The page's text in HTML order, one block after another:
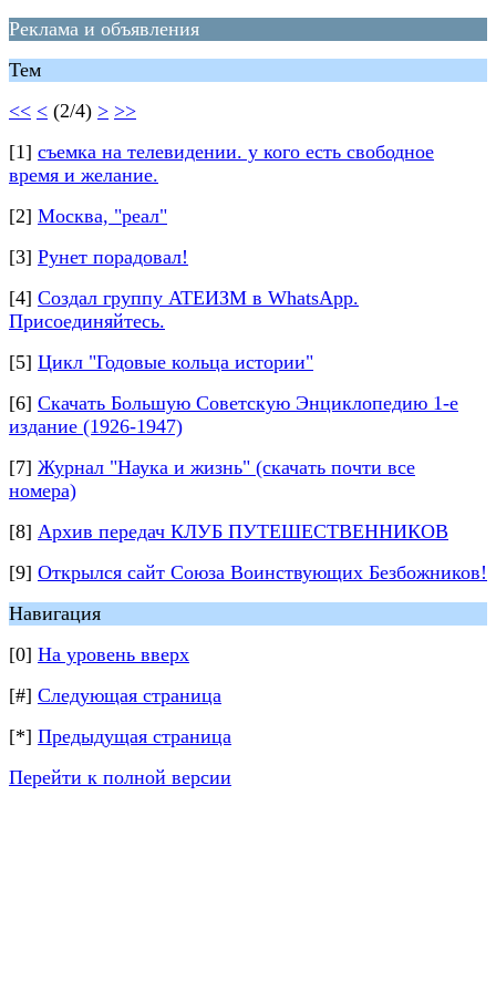
Peклaмa и oбъявления
Тем
<< < (2/4) > >>
[1] съемка на телевидении. у кого есть свободное
время и желание.
[2] Москва, "реал"
[3] Рунет порадовал!
[4] Создал группу АТЕИЗМ в WhatsApp.
Присоединяйтесь.
[5] Цикл "Годовые кольца истории"
[6] Скачать Большую Советскую Энциклопедию 1-е
издание (1926-1947)
[7] Журнал "Наука и жизнь" (скачать почти все
номера)
[8] Архив передач КЛУБ ПУТЕШЕСТВЕННИКОВ
[9] Открылся сайт Союза Воинствующих Безбожников!
Навигация
[0] На уровень вверх
[#] Следующая страница
[*] Предыдущая страница
Перейти к полной версии